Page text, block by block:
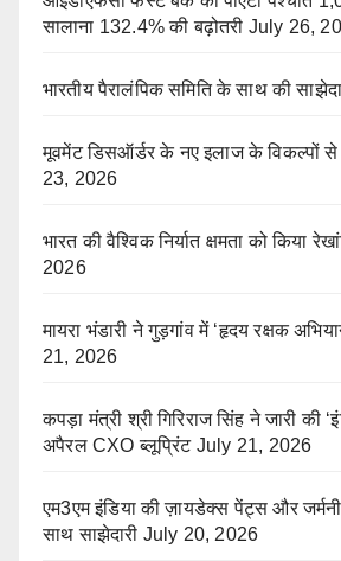
सालाना 132.4% की बढ़ोतरी July 26,
भारतीय पैरालंपिक समिति के साथ की
मूवमेंट डिसऑर्डर के नए इलाज के विकल्पों
23, 2026
भारत की वैश्विक निर्यात क्षमता को किया
2026
मायरा भंडारी ने गुड़गांव में ‘हृदय रक्षक
21, 2026
कपड़ा मंत्री श्री गिरिराज सिंह ने जारी की
अपैरल CXO ब्लूप्रिंट July 21, 2026
एम3एम इंडिया की ज़ायडेक्स पेंट्स और
साथ साझेदारी July 20, 2026